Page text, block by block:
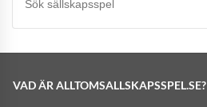
VAD ÄR ALLTOMSALLSKAPSSPEL.SE?